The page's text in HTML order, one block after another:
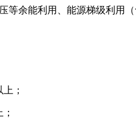
余能利用、能源梯级利用
；